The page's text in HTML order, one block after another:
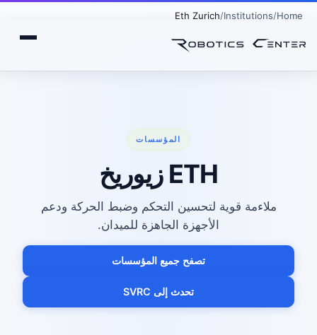
Home
Institutions
Eth Zurich
المؤسسات
ETH زيوريخ
ملاءمة قوية لتحسين التحكم وضبط الحركة ودعم
الأجهزة الجاهزة للميدان.
تصفح جميع المؤسسات
تحدث إلى SVRC